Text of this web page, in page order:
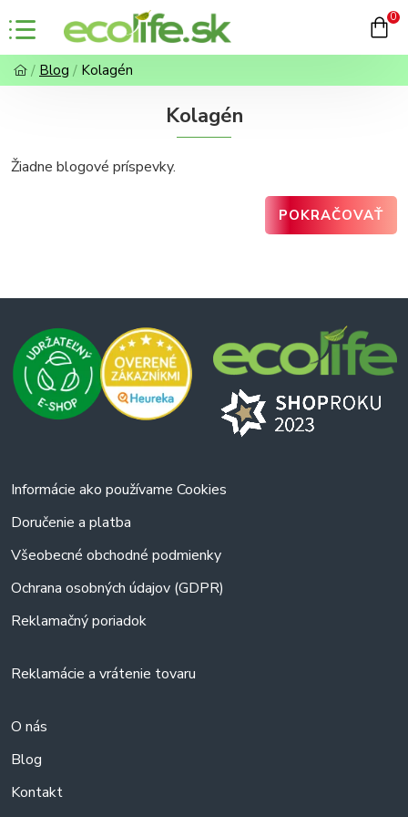
0
Blog Kolagén
Kolagén
Žiadne blogové príspevky.
POKRAČOVAŤ
Informácie ako používame Cookies
Doručenie a platba
Všeobecné obchodné podmienky
Ochrana osobných údajov (GDPR)
Reklamačný poriadok
Reklamácie a vrátenie tovaru
O nás
Blog
Kontakt